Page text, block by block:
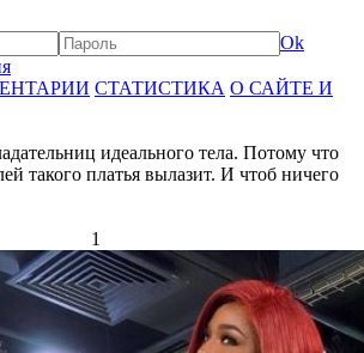
Ok
СТАТИСТИКА О САЙТЕ И
идеального тела. Потому что
такого платья вылазит. И чтоб ничего
1